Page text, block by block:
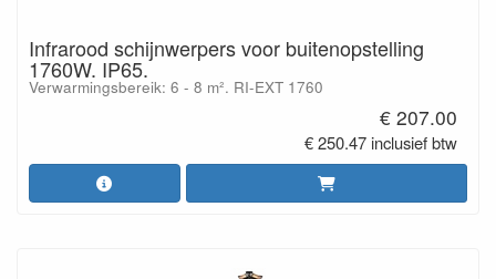
Infrarood schijnwerpers voor buitenopstelling
1760W. IP65.
Verwarmingsbereik: 6 - 8 m². RI-EXT 1760
€ 207.00
€ 250.47 inclusief btw